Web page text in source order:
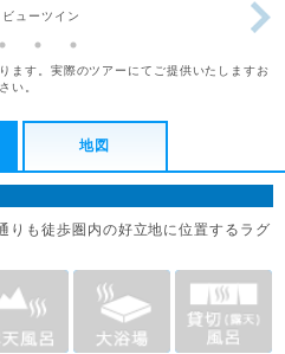
ます。実際のツアーにてご提供いたしますお
い。
地図
りも徒歩圏内の好立地に位置するラグ